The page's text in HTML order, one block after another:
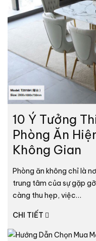
10 Ý Tưởng
Phòng Ăn
Không Gian
Phòng ăn không chỉ là
trung tâm của sự gặp
càng thu hẹp, việc…
CHI TIẾT